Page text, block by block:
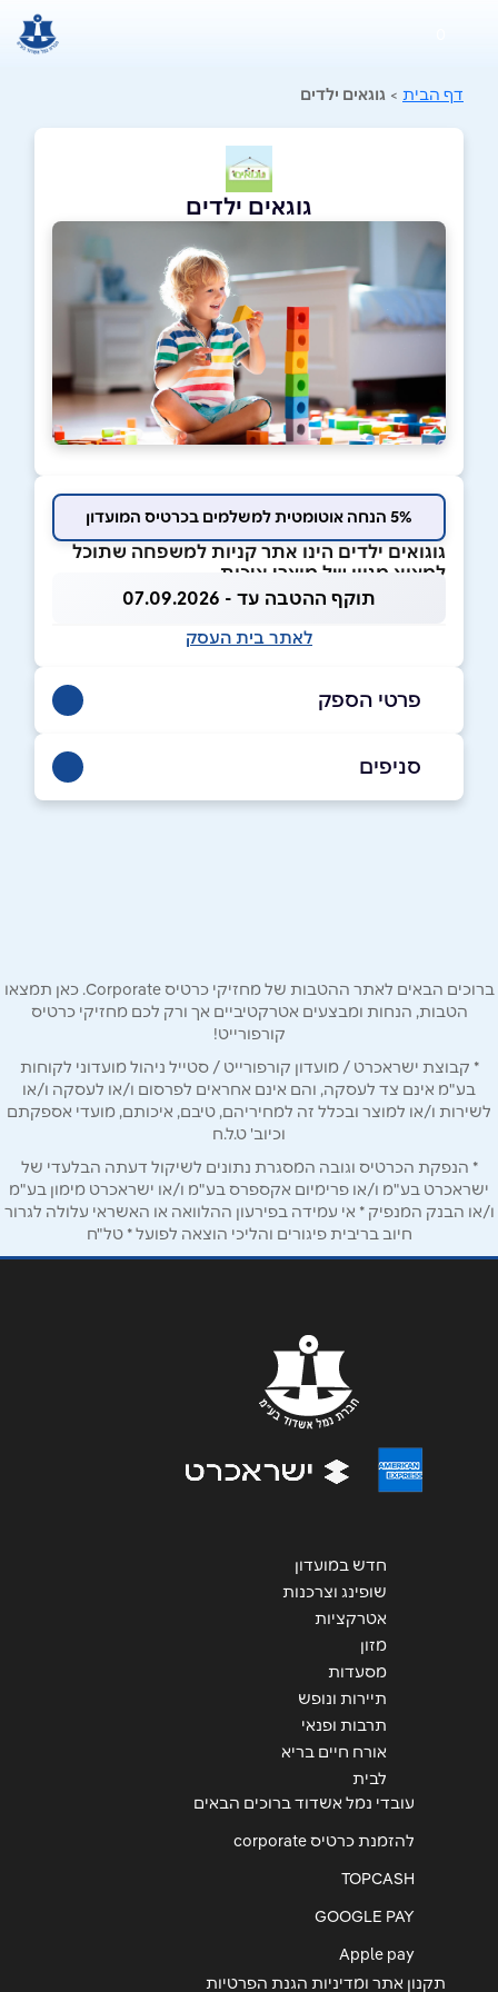
דף הבית > גוגאים ילדים
גוגאים ילדים
5% הנחה אוטומטית למשלמים בכרטיס המועדון
גוגואים ילדים הינו אתר קניות למשפחה שתוכל
למצוא מגוון של מוצרי איכות
תוקף ההטבה עד - 07.09.2026
לאתר בית העסק
פרטי הספק
באתר
טלפון*
אנא חזרו אלי בקשר ל...
הודעה*
שליחה
סניפים
ברוכים הבאים לאתר ההטבות של מחזיקי כרטיס Corporate. כאן תמצאו
הטבות, הנחות ומבצעים אטרקטיביים אך ורק לכם מחזיקי כרטיס
קורפורייט!
* קבוצת ישראכרט / מועדון קורפורייט / סטייל ניהול מועדוני לקוחות
בע"מ אינם צד לעסקה, והם אינם אחראים לפרסום ו/או לעסקה ו/או
לשירות ו/או למוצר ובכלל זה למחיריהם, טיבם, איכותם, מועדי אספקתם
וכיוב' ט.ל.ח
* הנפקת הכרטיס וגובה המסגרת נתונים לשיקול דעתה הבלעדי של
ישראכרט בע"מ ו/או פרימיום אקספרס בע"מ ו/או ישראכרט מימון בע"מ
ו/או הבנק המנפיק * אי עמידה בפירעון ההלוואה או האשראי עלולה לגרור
חיוב בריבית פיגורים והליכי הוצאה לפועל * טל"ח
חדש במועדון
שופינג וצרכנות
אטרקציות
מזון
מסעדות
תיירות ונופש
תרבות ופנאי
אורח חיים בריא
לבית
עובדי נמל אשדוד ברוכים הבאים
להזמנת כרטיס corporate
TOPCASH
GOOGLE PAY
Apple pay
תקנון אתר ומדיניות הגנת הפרטיות